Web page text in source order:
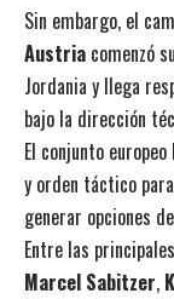
Sin embargo, el
Austria comenzó
Jordania y llega
bajo la dirección
El conjunto
y orden táctico
generar opciones
Entre las
Marcel Sabitzer,